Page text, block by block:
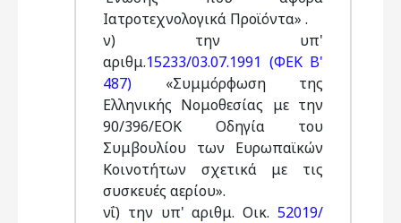
Ιατροτεχνολογικά Προϊόντα» .
ν) την υπ'
αριθμ.15233/03.07.1991 (ΦΕΚ Β'
487) «Συμμόρφωση της
Ελληνικής Νομοθεσίας με την
90/396/ΕΟΚ Οδηγία του
Συμβουλίου των Ευρωπαϊκών
Κοινοτήτων σχετικά με τις
συσκευές αερίου».
νΐ) την υπ' αριθμ. Οικ. 52019/